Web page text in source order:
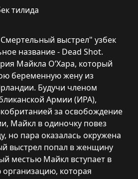
тилида
выстрел" узбек
название - Dead Shot.
Майкла О’Хара, который
беременную жену из
Будучи членом
Армии (ИРА),
за освобождение
Майкл в одиночку повез
но пара оказалась окружена
выстрел попал в женщину
местью Майкл вступает в
которая